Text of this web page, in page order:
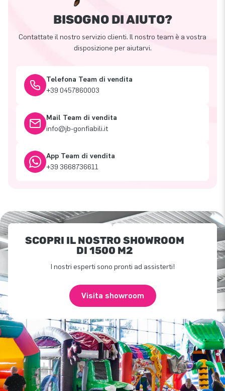
BISOGNO DI AIUTO?
Contattate il nostro servizio clienti. Il nostro team è a vostra
disposizione per aiutarvi.
Telefona Team di vendita
+39 0457860003
Mail Team di vendita
info@jb-gonfiabili.it
App Team di vendita
+39 3668736611
SCOPRI IL NOSTRO SHOWROOM
DI 1500 M2
I nostri esperti sono pronti ad assisterti!
Visita showroom